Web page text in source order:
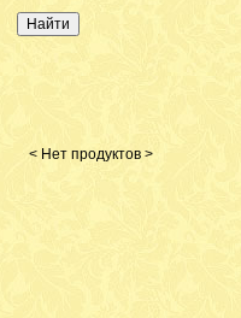
< Нет продуктов >